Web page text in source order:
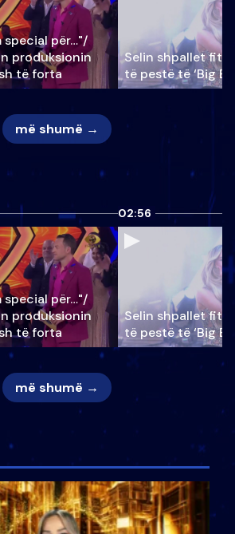
special për…"/
produksionin
të forta
Selin shpallet
të pestë të ‘Big
më shumë →
special për…"/
produksionin
të forta
02:56
Selin shpallet
të pestë të ‘Big
më shumë →